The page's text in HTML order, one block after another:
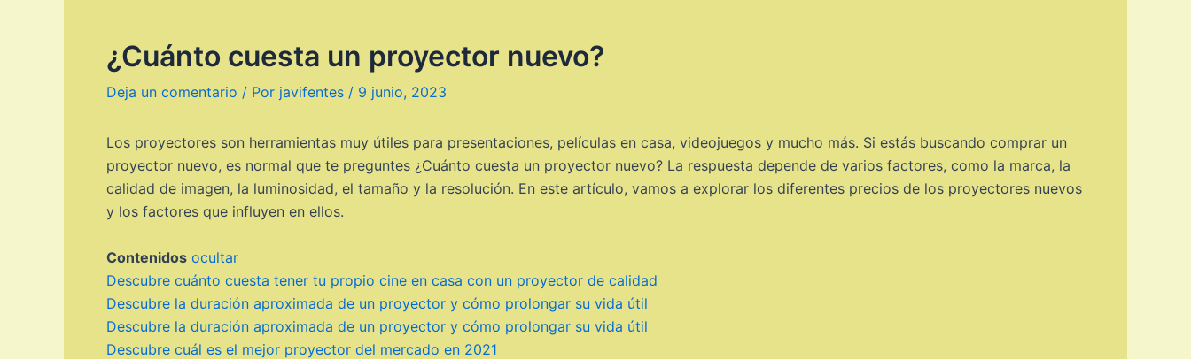
¿Cuánto cuesta un proyector nuevo?
Deja un comentario / Por javifentes / 9 junio, 2023
Los proyectores son herramientas muy útiles para presentaciones, películas en casa, videojuegos y mucho más. Si estás buscando comprar un
proyector nuevo, es normal que te preguntes ¿Cuánto cuesta un proyector nuevo? La respuesta depende de varios factores, como la marca, la
calidad de imagen, la luminosidad, el tamaño y la resolución. En este artículo, vamos a explorar los diferentes precios de los proyectores nuevos
y los factores que influyen en ellos.
Contenidos ocultar
Descubre cuánto cuesta tener tu propio cine en casa con un proyector de calidad
Descubre la duración aproximada de un proyector y cómo prolongar su vida útil
Descubre la duración aproximada de un proyector y cómo prolongar su vida útil
Descubre cuál es el mejor proyector del mercado en 2021